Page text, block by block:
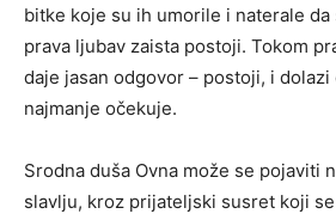
bitke koje su ih umorile i naterale da
prava ljubav zaista postoji. Tokom
daje jasan odgovor – postoji, i dolazi
najmanje očekuje.
Srodna duša Ovna može se pojaviti
slavlju, kroz prijateljski susret koji